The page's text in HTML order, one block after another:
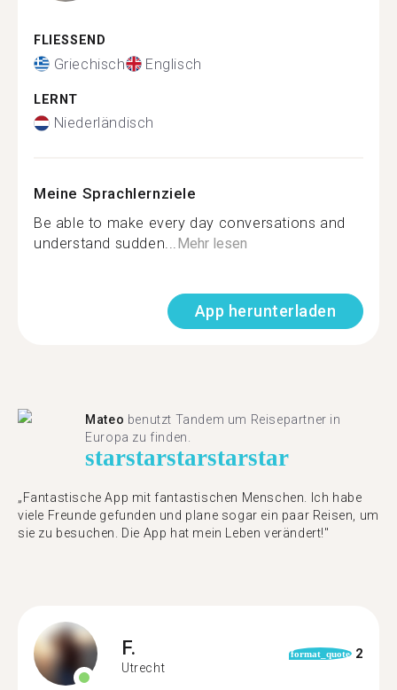
FLIESSEND
Griechisch Englisch
LERNT
Niederländisch
Meine Sprachlernziele
Be able to make every day conversations and
understand sudden...Mehr lesen
App herunterladen
Mateo benutzt Tandem um Reisepartner in
Europa zu finden.
starstarstarstarstar
„Fantastische App mit fantastischen Menschen. Ich habe
viele Freunde gefunden und plane sogar ein paar Reisen, um
sie zu besuchen. Die App hat mein Leben verändert!"
F.
Utrecht
format_quote 2